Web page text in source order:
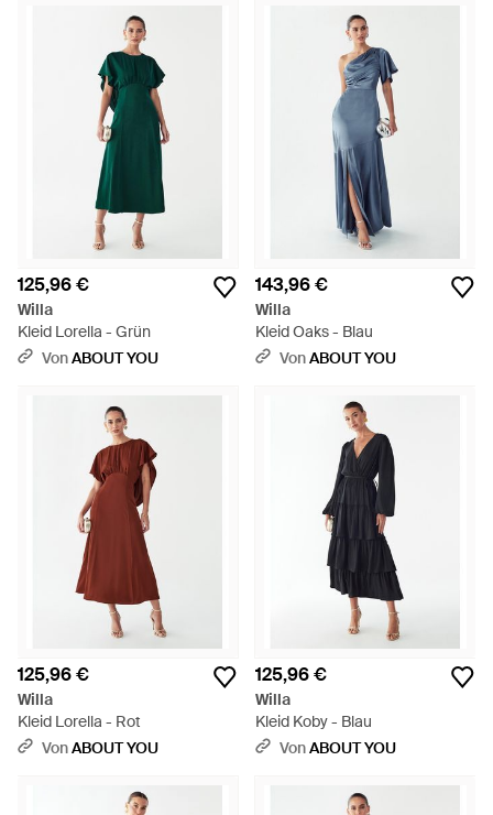
125,96 €
Willa
Kleid Lorella - Grün
VonABOUT YOU
143,96 €
Willa
Kleid Oaks - Blau
VonABOUT YOU
125,96 €
Willa
Kleid Lorella - Rot
VonABOUT YOU
125,96 €
Willa
Kleid Koby - Blau
VonABOUT YOU